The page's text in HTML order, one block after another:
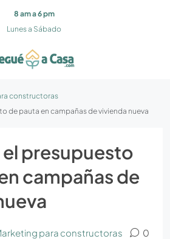
8 am a 6 pm
Lunes a Sábado
constructoras
de pauta en campañas de vivienda nueva
presupuesto
campañas de
para constructoras 0